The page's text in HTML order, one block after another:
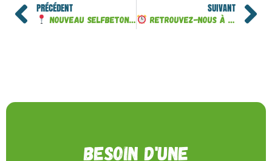
PRÉCÉDENT
Nouveau SELFBETON à Marcillac-Saint-Quentin (24)
SUIVANT
Retrouvez-nous à TP-EXPO Égletons
Besoin d'une